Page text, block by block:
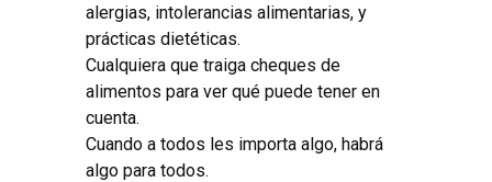
alergias, intolerancias alimentarias, y
prácticas dietéticas.
Cualquiera que traiga cheques de
alimentos para ver qué puede tener en
cuenta.
Cuando a todos les importa algo, habrá
algo para todos.